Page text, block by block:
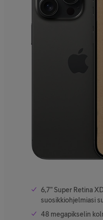
6,7” Super Retina
suosikkiohjelmiasi
48 megapikselin